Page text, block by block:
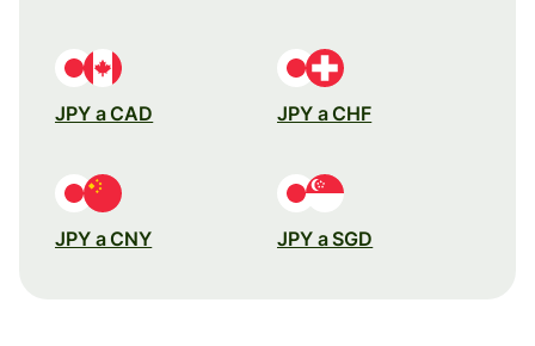
JPY a CAD JPY a CHF
JPY a CNY JPY a SGD